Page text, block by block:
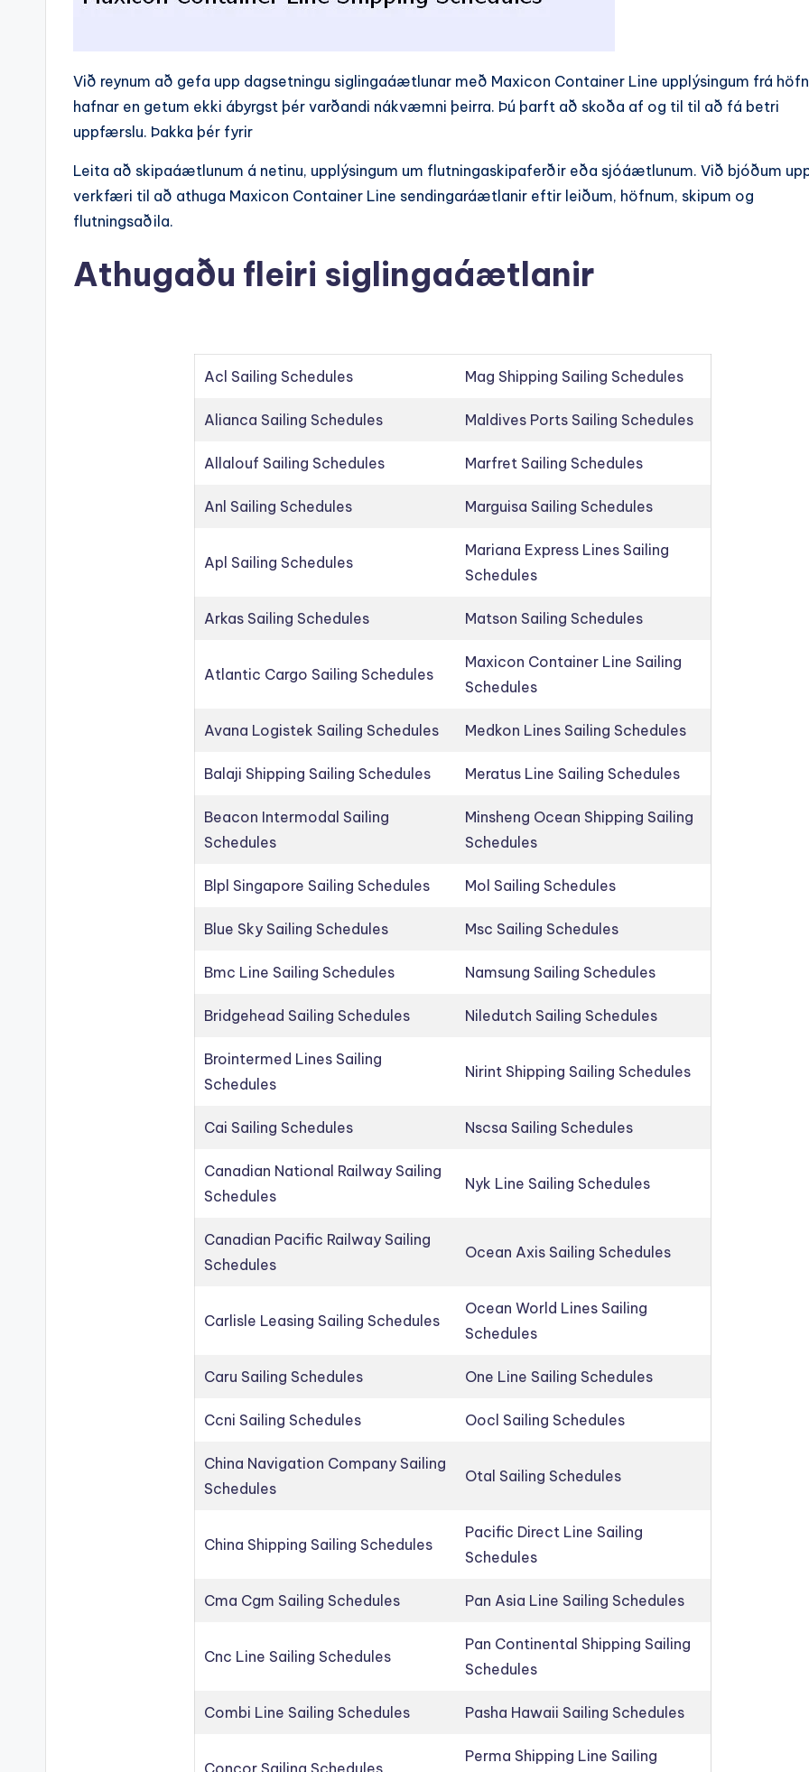
Við reynum að gefa upp dagsetningu siglingaáætlunar með Maxicon Container Line upplýsingum frá
hafnar en getum ekki ábyrgst þér varðandi nákvæmni þeirra. Þú þarft að skoða af og til til að fá betri
uppfærslu. Þakka þér fyrir
Leita að skipaáætlunum á netinu, upplýsingum um flutningaskipaferðir eða sjóáætlunum. Við bjóðum
verkfæri til að athuga Maxicon Container Line sendingaráætlanir eftir leiðum, höfnum, skipum og
flutningsaðila.
Athugaðu fleiri siglingaáætlanir
Acl Sailing Schedules Mag Shipping Sailing Schedules
Alianca Sailing Schedules Maldives Ports Sailing Schedules
Allalouf Sailing Schedules Marfret Sailing Schedules
Anl Sailing Schedules Marguisa Sailing Schedules
Apl Sailing Schedules
Mariana Express Lines Sailing
Schedules
Arkas Sailing Schedules Matson Sailing Schedules
Atlantic Cargo Sailing Schedules
Maxicon Container Line Sailing
Schedules
Avana Logistek Sailing Schedules Medkon Lines Sailing Schedules
Balaji Shipping Sailing Schedules Meratus Line Sailing Schedules
Beacon Intermodal Sailing
Schedules
Minsheng Ocean Shipping Sailing
Schedules
Blpl Singapore Sailing Schedules Mol Sailing Schedules
Blue Sky Sailing Schedules Msc Sailing Schedules
Bmc Line Sailing Schedules Namsung Sailing Schedules
Bridgehead Sailing Schedules Niledutch Sailing Schedules
Brointermed Lines Sailing
Schedules
Nirint Shipping Sailing Schedules
Cai Sailing Schedules Nscsa Sailing Schedules
Canadian National Railway Sailing
Schedules
Nyk Line Sailing Schedules
Canadian Pacific Railway Sailing
Schedules
Ocean Axis Sailing Schedules
Carlisle Leasing Sailing Schedules
Ocean World Lines Sailing
Schedules
Caru Sailing Schedules One Line Sailing Schedules
Ccni Sailing Schedules Oocl Sailing Schedules
China Navigation Company Sailing
Schedules
Otal Sailing Schedules
China Shipping Sailing Schedules
Pacific Direct Line Sailing
Schedules
Cma Cgm Sailing Schedules Pan Asia Line Sailing Schedules
Cnc Line Sailing Schedules
Pan Continental Shipping Sailing
Schedules
Combi Line Sailing Schedules Pasha Hawaii Sailing Schedules
Concor Sailing Schedules
Perma Shipping Line Sailing